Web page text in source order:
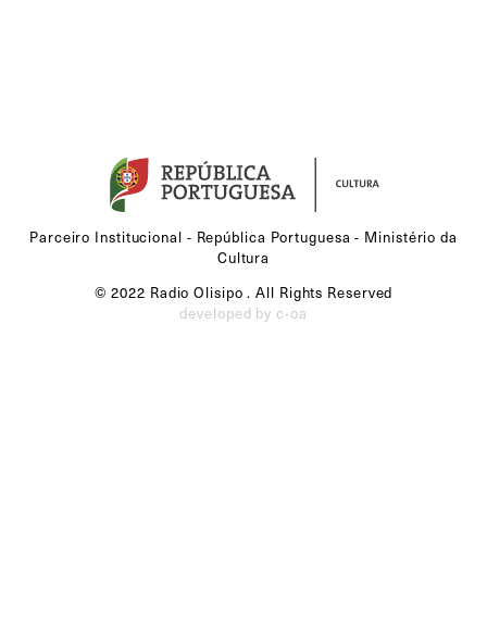
Parceiro Institucional - República Portuguesa - Ministério da
Cultura
© 2022 Radio Olisipo . All Rights Reserved
developed by c-oa